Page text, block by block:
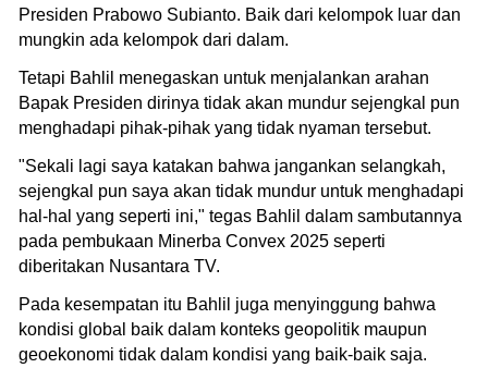
Presiden Prabowo Subianto. Baik dari kelompok luar dan
mungkin ada kelompok dari dalam.
Tetapi Bahlil menegaskan untuk menjalankan arahan
Bapak Presiden dirinya tidak akan mundur sejengkal pun
menghadapi pihak-pihak yang tidak nyaman tersebut.
"Sekali lagi saya katakan bahwa jangankan selangkah,
sejengkal pun saya akan tidak mundur untuk menghadapi
hal-hal yang seperti ini," tegas Bahlil dalam sambutannya
pada pembukaan Minerba Convex 2025 seperti
diberitakan Nusantara TV.
Pada kesempatan itu Bahlil juga menyinggung bahwa
kondisi global baik dalam konteks geopolitik maupun
geoekonomi tidak dalam kondisi yang baik-baik saja.